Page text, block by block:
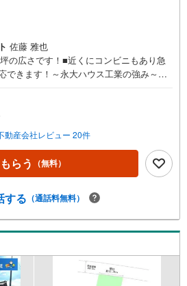
佐藤 雅也
の広さです！■近くにコンビニもあり急
できます！～永大ハウス工業の強み～仙
2つに分けてご紹介！1.＜豊富な不動産知
ョン・土地…と種別を問わず不動産を取
。さらに教育施設や商業施設、子育て環
域情報を総合し、お客様により良い物件
けるよう、しっかりとサポートさせてい
経験豊富なスタッフ＞当社では【購入】
ちろん、ご購入時に気になる住宅ローン
ッズスペースも完備！お子様連れのご家
越しください。営業時間:10:00～18:00
日 ※店舗により変動あり）現地のご案
、どうぞお気軽にお問い合わせくださ
動産会社レビュー 20件
らう （無料）
する （通話料無料）